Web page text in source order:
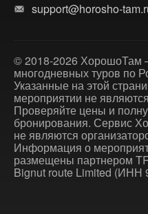
support@horosho-
© 2018-2026 ХорошоТам
многодневных туров по
Указанные на этой
мероприятии не
Проверяйте цены и
бронирования. Сервис
не являются
Информация о
размещены партнером
Bignut route Limited (ИНН